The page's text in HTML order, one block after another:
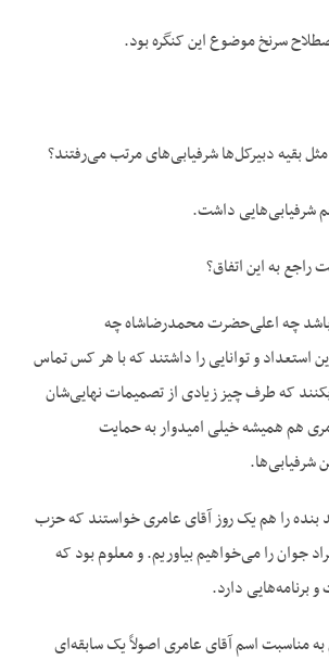
سرنخ موضوع این کنگره بود.
بقیه دبیرکل‌‌ها شرفیابی‌‌های مرتب می‌رفتند؟
شرفیابی‌هایی داشت.
به این اتفاق؟
چه اعلی‌حضرت محمدرضاشاه چه
استعداد و توانایی را داشتند که با هر کس تماس
که طرف چیز زیادی از تصمیمات نهایی‌شان
هم همیشه خیلی امیدوار به حمایت
شرفیابی‌ها.
بنده را هم یک روز آقای عامری خواستند که حزب
جوان را می‌خواهیم بیاوریم. و معلوم بود که
برنامه‌هایی دارد.
به مناسبت اسم آقای عامری اصولاً یک سابقه‌ای